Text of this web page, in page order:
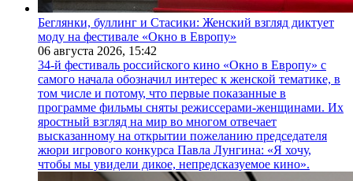
Беглянки, буллинг и Стасики: Женский взгляд диктует
моду на фестивале «Окно в Европу»
06 августа 2026, 15:42
34-й фестиваль российского кино «Окно в Европу» с
самого начала обозначил интерес к женской тематике, в
том числе и потому, что первые показанные в
программе фильмы сняты режиссерами-женщинами. Их
яростный взгляд на мир во многом отвечает
высказанному на открытии пожеланию председателя
жюри игрового конкурса Павла Лунгина: «Я хочу,
чтобы мы увидели дикое, непредсказуемое кино».